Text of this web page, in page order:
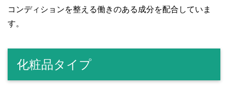
コンディションを整える働きのある成分を配合していま
す。
化粧品タイプ